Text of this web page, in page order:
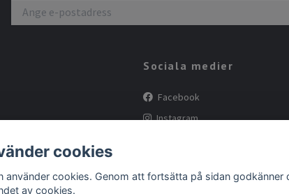
Sociala medier
Facebook
Instagram
cookies
använder cookies. Genom att fortsätta på sidan godkänner
av cookies.